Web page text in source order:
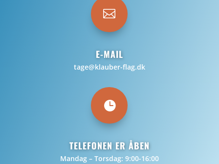

E-MAIL
tage@klauber-flag.dk

TELEFONEN ER ÅBEN
Mandag – Torsdag: 9:00-16:00